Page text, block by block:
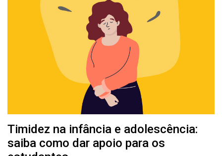
Timidez na infância e adolescência:
saiba como dar apoio para os